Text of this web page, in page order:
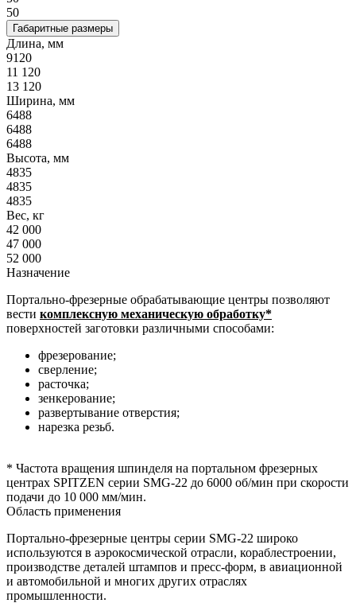
50
Габаритные размеры
Длина, мм
9120
11 120
13 120
Ширина, мм
6488
6488
6488
Высота, мм
4835
4835
4835
Вес, кг
42 000
47 000
52 000
Назначение
Портально-фрезерные обрабатывающие центры позволяют
вести комплексную механическую обработку*
поверхностей заготовки различными способами:
фрезерование;
сверление;
расточка;
зенкерование;
развертывание отверстия;
нарезка резьб.
* Частота вращения шпинделя на портальном фрезерных
центрах SPITZEN серии SMG-22 до 6000 об/мин при скорости
подачи до 10 000 мм/мин.
Область применения
Портально-фрезерные центры серии SMG-22 широко
используются в аэрокосмической отрасли, кораблестроении,
производстве деталей штампов и пресс-форм, в авиационной
и автомобильной и многих других отраслях
промышленности.